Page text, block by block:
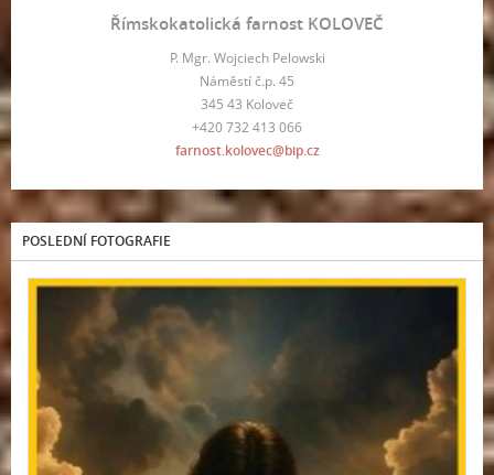
Římskokatolická farnost KOLOVEČ
P. Mgr. Wojciech Pelowski
Náměstí č.p. 45
345 43 Koloveč
+420 732 413 066
farnost.kolovec@bip.cz
POSLEDNÍ FOTOGRAFIE